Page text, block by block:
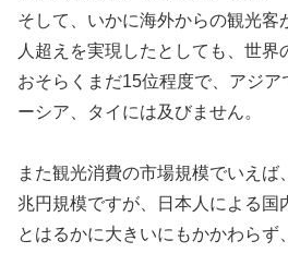
そして、いかに海外からの観光客
人超えを実現したとしても、世界
おそらくまだ15位程度で、アジア
ーシア、タイには及びません。
また観光消費の市場規模でいえば
兆円規模ですが、日本人による国
とはるかに大きいにもかかわらず